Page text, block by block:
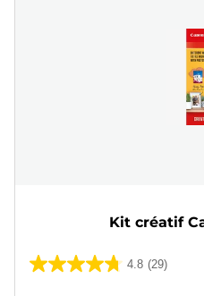
Kit créatif
4.8 (29)
4.8